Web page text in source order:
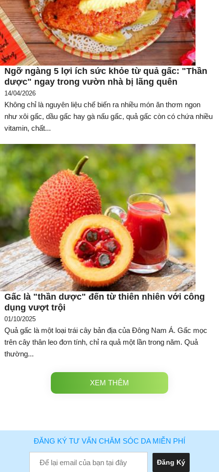
Ngỡ ngàng 5 lợi ích sức khỏe từ quả gấc: "Thần
dược" ngay trong vườn nhà bị lãng quên
14/04/2026
Không chỉ là nguyên liệu chế biến ra nhiều món ăn thơm ngon
như xôi gấc, dầu gấc hay gà nấu gấc, quả gấc còn có chứa nhiều
vitamin, chất...
Gấc là "thần dược" đến từ thiên nhiên với công
dụng vượt trội
01/10/2025
Quả gấc là một loại trái cây bản địa của Đông Nam Á. Gấc mọc
trên cây thân leo đơn tính, chỉ ra quả một lần trong năm. Quả
thường...
XEM THÊM
ĐĂNG KÝ TƯ VẤN CHĂM SÓC DA MIỄN PHÍ